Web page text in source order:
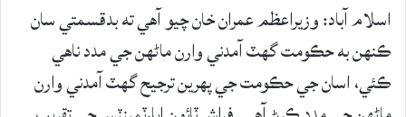
اسلام آباد: وزيراعظم عمران خان چيو آهي ته بدقسمتي سان
ڪنهن به حڪومت گهٽ آمدني وارن ماڻهن جي مدد ناهي
ڪئي، اسان جي حڪومت جي پهرين ترجيح گهٽ آمدني وارن